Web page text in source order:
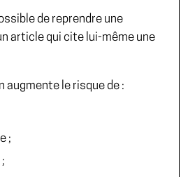
de reprendre une
article qui cite lui-même une
augmente le risque de :
;